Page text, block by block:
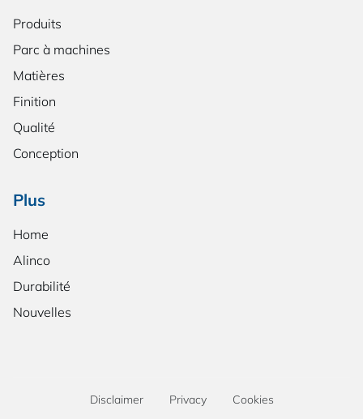
Produits
Parc à machines
Matières
Finition
Qualité
Conception
Plus
Home
Alinco
Durabilité
Nouvelles
Disclaimer Privacy
Cookies